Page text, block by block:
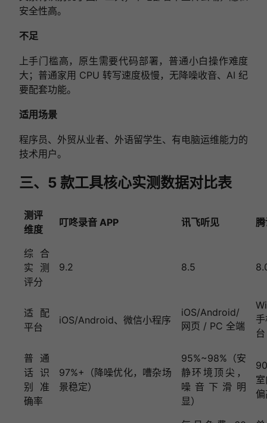
安全性高。
不足
上手门槛高，原生需要代码部署，普通小白操作难度
大；普通家用 CPU 转写速度极慢，无降噪收音、AI 纪
要配套功能。
适用场景
程序员、外贸从业者、外语留学生、有电脑运维能力的
技术用户。
三、5 款工具核心实测数据对比表
测评
维度
叮咚录音 APP 讯飞听见
综合
实测
评分
9.2 8.5
适配
平台
iOS/Android、微信小程序
iOS/Android/
网页 / PC 全端
台
普通
话识
别准
确率
97%+（降噪优化，嘈杂场
景稳定）
95%~98%（安
静环境顶尖，
噪音下滑明
显）